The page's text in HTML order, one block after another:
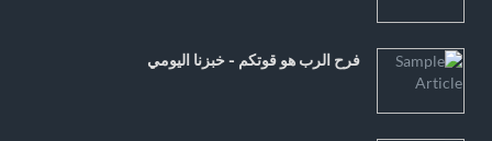
فرح الرب هو قوتكم - خبزنا اليومي